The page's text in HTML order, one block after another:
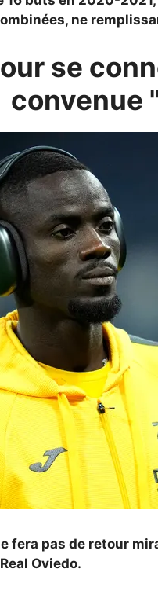
ne
se
convenue
fera pas de retour
Real Oviedo.